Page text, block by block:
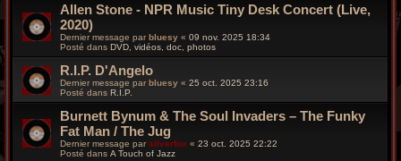
Allen Stone - NPR Music Tiny Desk Concert (Live,
2020)
Dernier message par bluesy « 09 nov. 2025 18:34
Posté dans DVD, vidéos, doc, photos
R.I.P. D'Angelo
Dernier message par bluesy « 25 oct. 2025 23:16
Posté dans R.I.P.
Burnett Bynum & The Soul Invaders – The Funky
Fat Man / The Jug
Dernier message par silverfox « 23 oct. 2025 22:22
Posté dans A Touch of Jazz